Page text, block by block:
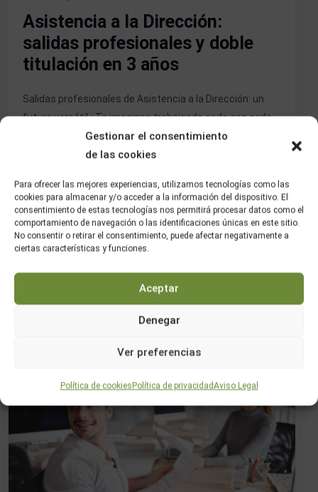
Gestionar el consentimiento
de las cookies
Para ofrecer las mejores experiencias, utilizamos tecnologías como las
cookies para almacenar y/o acceder a la información del dispositivo. El
consentimiento de estas tecnologías nos permitirá procesar datos como el
comportamiento de navegación o las identificaciones únicas en este sitio.
No consentir o retirar el consentimiento, puede afectar negativamente a
ciertas características y funciones.
Aceptar
Denegar
Ver preferencias
Política de cookiesPolítica de privacidadAviso Legal
Asistencia a la Dirección:
salidas profesionales y doble
titulación en 3 años
Salidas profesionales de Asistencia a la Dirección: un
futuro versátil ¿Te imaginas trabajando codo con codo
con la dirección de una empresa, coordinando eventos
internacionales, gestionando agendas estratégicas o
profesionales de Asistencia a la Dirección abren la
puerta a uno de los perfiles más versátiles y
demandados del mundo […]
Seguir Leyendo